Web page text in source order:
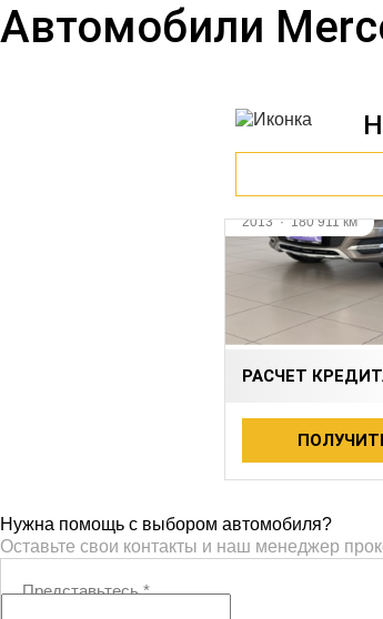
Автомобили
2013·180 911 км
3.5 л (249 л.с.),
1 955 000 ₽
РАСЧЕТ
Нужна помощь с выбором автомобиля?
Оставьте свои контакты и наш менеджер
Представьтесь*